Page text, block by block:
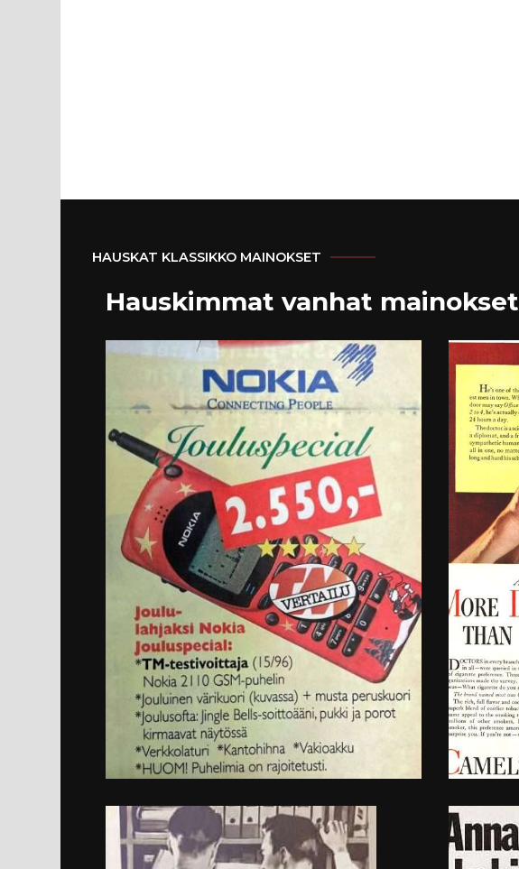
HAUSKAT KLASSIKKO MAINOKSET
Hauskimmat vanhat mainokset